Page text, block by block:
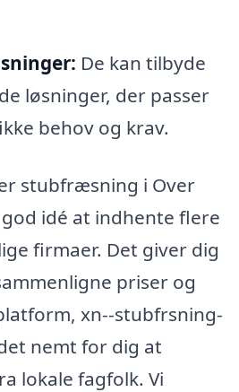
De kan tilbyde
løsninger, der passer
behov og krav.
stubfræsning i Over
idé at indhente flere
firmaer. Det giver dig
priser og
xn--stubfrsning-
nemt for dig at
lokale fagfolk. Vi